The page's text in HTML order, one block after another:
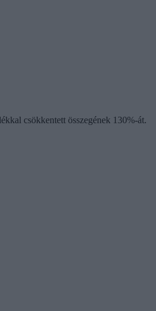
csökkentett összegének 130%-át.